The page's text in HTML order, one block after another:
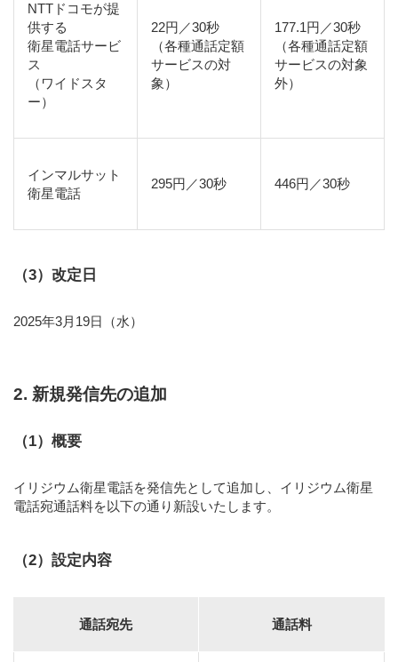
NTTドコモが提
供する
衛星電話サービ
ス
（ワイドスタ
ー）
22円／30秒
（各種通話定額
サービスの対
象）
177.1円／30秒
（各種通話定額
サービスの対象
外）
インマルサット
衛星電話
295円／30秒 446円／30秒
（3）改定日
2025年3月19日（水）
2. 新規発信先の追加
（1）概要
イリジウム衛星電話を発信先として追加し、イリジウム衛星
電話宛通話料を以下の通り新設いたします。
（2）設定内容
通話宛先 通話料